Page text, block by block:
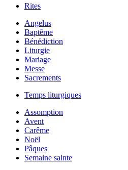
Rites
Angelus
Baptême
Bénédiction
Liturgie
Mariage
Messe
Sacrements
Temps liturgiques
Assomption
Avent
Carême
Noël
Pâques
Semaine sainte